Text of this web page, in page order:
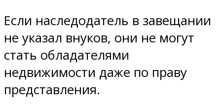
Если наследодатель в завещании
не указал внуков, они не могут
стать обладателями
недвижимости даже по праву
представления.